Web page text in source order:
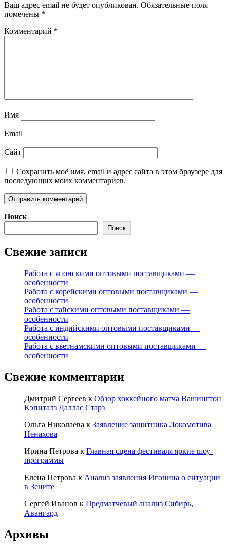
Ваш адрес email не будет опубликован. Обязательные поля
помечены *
Комментарий *
Имя
Email
Сайт
Сохранить моё имя, email и адрес сайта в этом браузере для
последующих моих комментариев.
Поиск
Поиск
Свежие записи
Работа с японскими оптовыми поставщиками —
особенности
Работа с корейскими оптовыми поставщиками —
особенности
Работа с тайскими оптовыми поставщиками —
особенности
Работа с индийскими оптовыми поставщиками —
особенности
Работа с вьетнамскими оптовыми поставщиками —
особенности
Свежие комментарии
Дмитрий Сергеев к Обзор хоккейного матча Вашингтон
Кэпиталз Даллас Старз
Ольга Николаева к Заявление защитника Локомотива
Ненахова
Ирина Петрова к Главная сцена фестиваля яркие шоу-
программы
Елена Петрова к Анализ заявления Игонина о ситуации
в Зените
Сергей Иванов к Предматчевый анализ Сибирь,
Авангард
Архивы